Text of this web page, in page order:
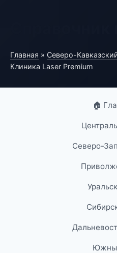
Главная » Северо-
Клиника Laser Premium
🏠
Северо-